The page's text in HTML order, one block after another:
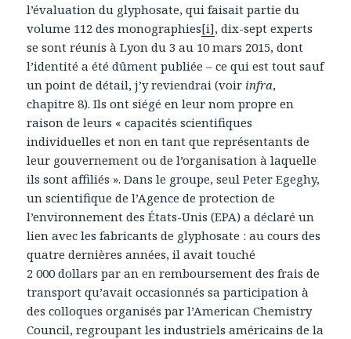
l’évaluation du glyphosate, qui faisait partie du
volume 112 des monographies[i], dix-sept experts
se sont réunis à Lyon du 3 au 10 mars 2015, dont
l’identité a été dûment publiée – ce qui est tout sauf
un point de détail, j’y reviendrai (voir infra,
chapitre 8). Ils ont siégé en leur nom propre en
raison de leurs « capacités scientifiques
individuelles et non en tant que représentants de
leur gouvernement ou de l’organisation à laquelle
ils sont affiliés ». Dans le groupe, seul Peter Egeghy,
un scientifique de l’Agence de protection de
l’environnement des États-Unis (EPA) a déclaré un
lien avec les fabricants de glyphosate : au cours des
quatre dernières années, il avait touché
2 000 dollars par an en remboursement des frais de
transport qu’avait occasionnés sa participation à
des colloques organisés par l’American Chemistry
Council, regroupant les industriels américains de la